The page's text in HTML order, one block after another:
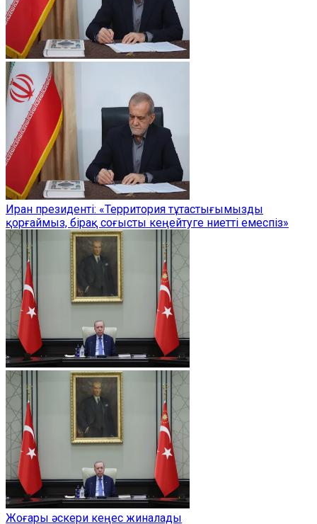
Иран президенті: «Территория тұтастығымызды
қорғаймыз, бірақ соғысты кеңейтуге ниетті емеспіз»
Жоғары әскери кеңес жиналады